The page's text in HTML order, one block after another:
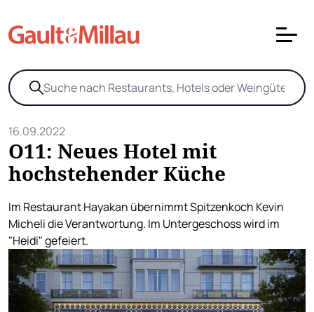
16.09.2022
O11: Neues Hotel mit
hochstehender Küche
Im Restaurant Hayakan übernimmt Spitzenkoch Kevin
Micheli die Verantwortung. Im Untergeschoss wird im
"Heidi" gefeiert.